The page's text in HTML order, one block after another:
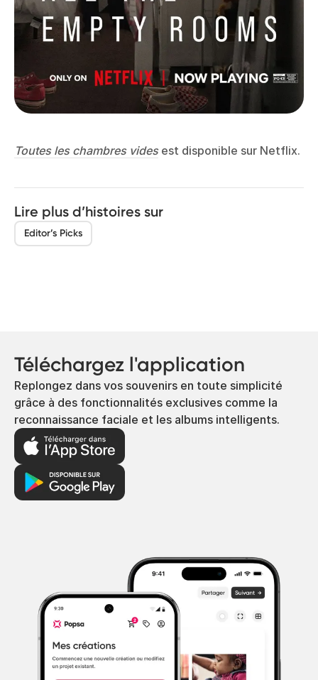
Toutes les chambres videsest disponible sur Netflix.
Lire plus d’histoires sur
Editor’s Picks
Téléchargez l'application
Replongez dans vos souvenirs en toute simplicité
grâce à des fonctionnalités exclusives comme la
reconnaissance faciale et les albums intelligents.